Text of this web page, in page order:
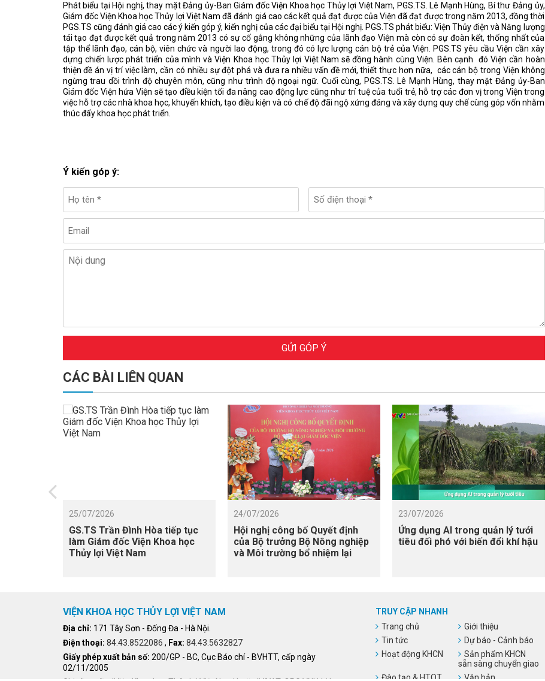
Phát biểu tại Hội nghị, thay mặt Đảng ủy-Ban Giám đốc Viện Khoa học Thủy lợi Việt Nam, PGS.TS. Lê Mạnh Hùng, Bí thư Đảng ủy,
Giám đốc Viện Khoa học Thủy lợi Việt Nam đã đánh giá cao các kết quả đạt được của Viện đã đạt được trong năm 2013, đồng thời
PGS.TS cũng đánh giá cao các ý kiến góp ý, kiến nghị của các đại biểu tại Hội nghị. PGS.TS phát biểu: Viện Thủy điện và Năng lượng
tái tạo đạt được kết quả trong năm 2013 có sự cố gắng không những của lãnh đạo Viện mà còn có sự đoàn kết, thống nhất của
tập thể lãnh đạo, cán bộ, viên chức và người lao động, trong đó có lực lượng cán bộ trẻ của Viện. PGS.TS yêu cầu Viện cần xây
dựng chiến lược phát triển của mình và Viện Khoa học Thủy lợi Việt Nam sẽ đồng hành cùng Viện. Bên cạnh
đó Viện cần hoàn
thiện đề án vị trí việc làm, cần có nhiều sự đột phá và đưa ra nhiều vấn đề mới, thiết thực hơn nữa, các cán bộ trong Viện không
ngừng trau dồi trình độ chuyên môn, cũng như trình độ ngoại ngữ. Cuối cùng, PGS.TS. Lê Mạnh Hùng, thay mặt Đảng ủy-Ban
Giám đốc Viện hứa Viện sẽ tạo điều kiện tối đa nâng cao động lực cũng như trí tuệ của tuổi trẻ, hỗ trợ các đơn vị trong Viện trong
việc hỗ trợ các nhà khoa học, khuyến khích, tạo điều kiện và có chế độ đãi ngộ xứng đáng và xây dựng quy chế cùng góp vốn nhằm
thúc đẩy khoa học phát triển.
Ý kiến góp ý:
GỬI GÓP Ý
CÁC BÀI LIÊN QUAN
25/07/2026
GS.TS Trần Đình Hòa tiếp tục
làm Giám đốc Viện Khoa học
Thủy lợi Việt Nam
24/07/2026
Hội nghị công bố Quyết định
của Bộ trưởng Bộ Nông nghiệp
và Môi trường bổ nhiệm lại
23/07/2026
Ứng dụng AI trong quản lý tưới
tiêu đối phó với biến đổi khí hậu
VIỆN KHOA HỌC THỦY LỢI VIỆT NAM
Địa chỉ: 171 Tây Sơn - Đống Đa - Hà Nội.
Điện thoại: 84.43.8522086 , Fax: 84.43.5632827
Giấy phép xuất bản số: 200/GP - BC, Cục Báo chí - BVHTT, cấp ngày
02/11/2005
TRUY CẬP NHANH
Trang chủ
Giới thiệu
Tin tức
Dự báo - Cảnh báo
Hoạt động KHCN
Sản phẩm KHCN
sẵn sàng chuyển giao
Đào tạo & HTQT
Văn bản